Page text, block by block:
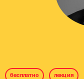
бесплaтнo лекция